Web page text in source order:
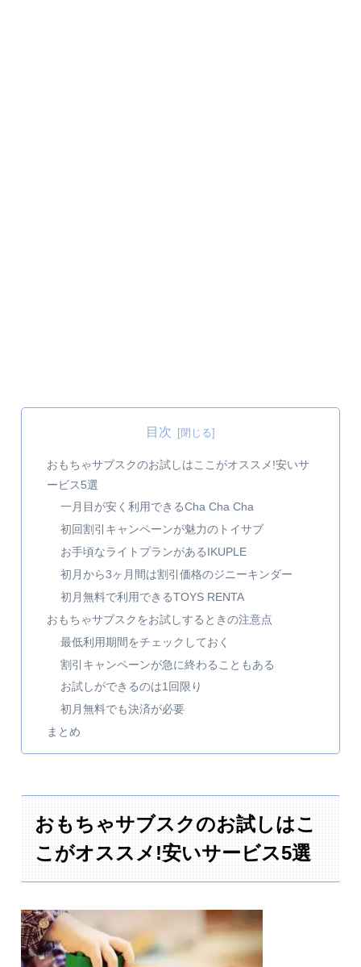
目次
おもちゃサブスクのお試しはここがオススメ!安いサ
ービス5選
一月目が安く利用できるCha Cha Cha
初回割引キャンペーンが魅力のトイサブ
お手頃なライトプランがあるIKUPLE
初月から3ヶ月間は割引価格のジニーキンダー
初月無料で利用できるTOYS RENTA
おもちゃサブスクをお試しするときの注意点
最低利用期間をチェックしておく
割引キャンペーンが急に終わることもある
お試しができるのは1回限り
初月無料でも決済が必要
まとめ
おもちゃサブスクのお試しはこ
こがオススメ!安いサービス5選